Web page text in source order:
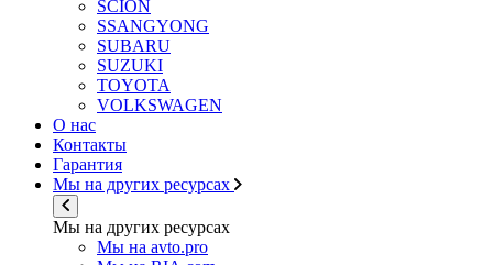
SCION
SSANGYONG
SUBARU
SUZUKI
TOYOTA
VOLKSWAGEN
О нас
Контакты
Гарантия
Мы на других ресурсах
Мы на других ресурсах
Мы на avto.pro